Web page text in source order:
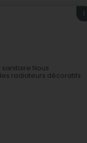
1
radiateurs décoratifs